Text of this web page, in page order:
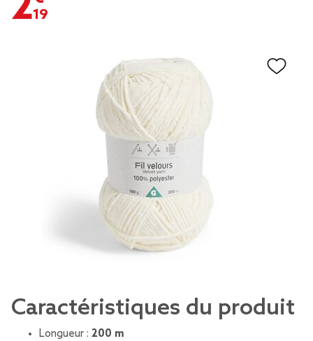
Caractéristiques du produit
Longueur : 200 m